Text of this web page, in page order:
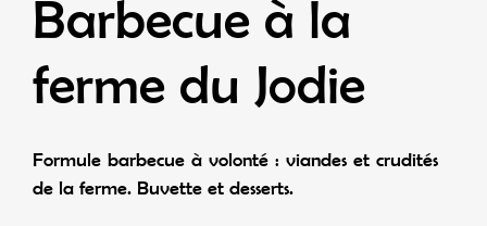
Barbecue à la
ferme du Jodie
Formule barbecue à volonté : viandes et crudités
de la ferme. Buvette et desserts.